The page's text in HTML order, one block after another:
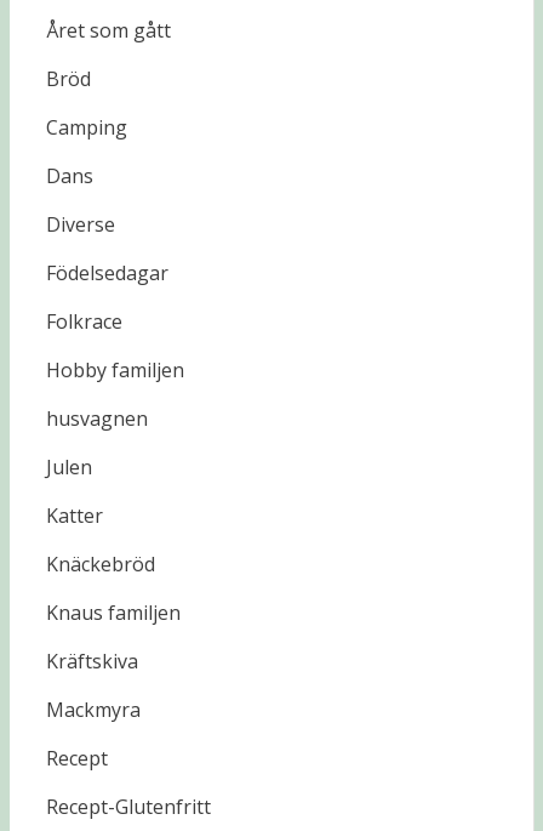
Året som gått
Bröd
Camping
Dans
Diverse
Födelsedagar
Folkrace
Hobby familjen
husvagnen
Julen
Katter
Knäckebröd
Knaus familjen
Kräftskiva
Mackmyra
Recept
Recept-Glutenfritt